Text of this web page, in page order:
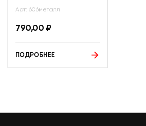
Арт: 606металл
790,00 ₽
ПОДРОБНЕЕ